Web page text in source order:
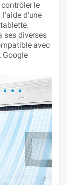
le
l'aide d'une
ses diverses
avec
Google